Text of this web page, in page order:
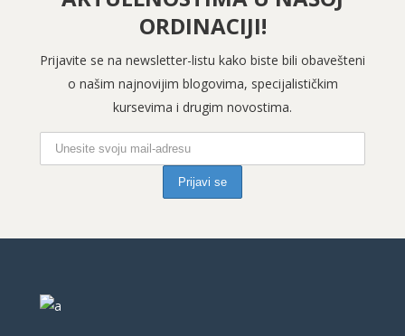
ORDINACIJI!
Prijavite se na newsletter-listu kako biste bili obavešteni
o našim najnovijim blogovima, specijalističkim
kursevima i drugim novostima.